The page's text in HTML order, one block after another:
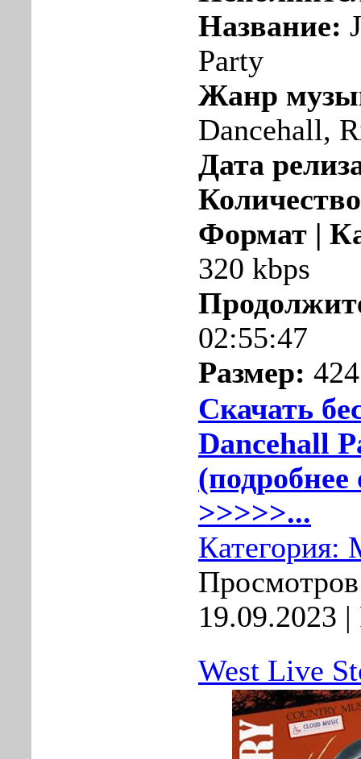
Название:
Party
Жанр
Dancehall,
Дата
Формат |
320 kbps
02:55:47
Размер:
Скачать
Dancehall
(подробнее
>>>>>...
Категория:
19.09.2023 |
West Live